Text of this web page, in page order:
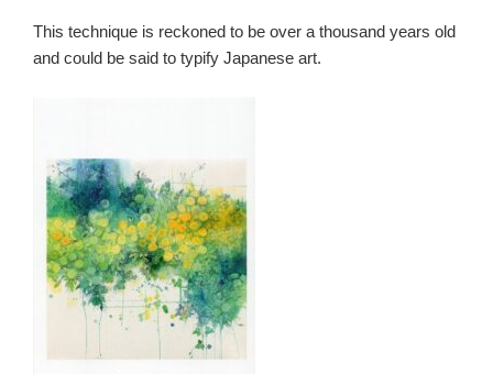
This technique is reckoned to be over a thousand years old
and could be said to typify Japanese art.